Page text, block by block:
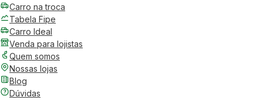
Carro na troca
Tabela Fipe
Carro Ideal
Venda para lojistas
Quem somos
Nossas lojas
Blog
Dúvidas